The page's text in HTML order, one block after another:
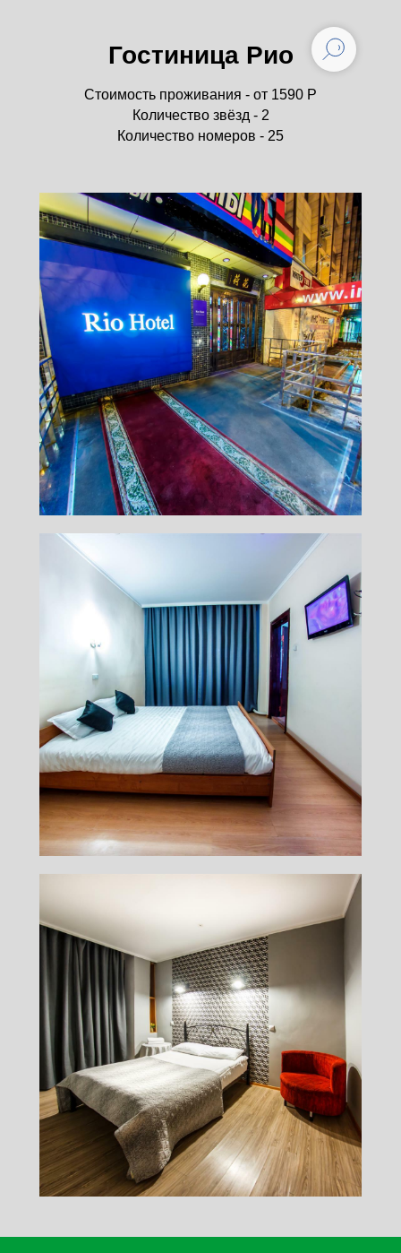
Гостиница Рио
Стоимость проживания - от 1590 Р
Количество звёзд - 2
Количество номеров - 25